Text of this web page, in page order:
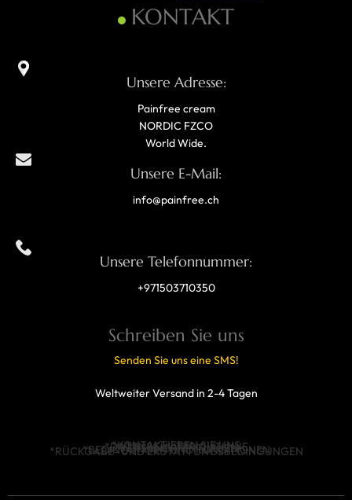
KONTAKT
Unsere Adresse:
Painfree cream
NORDIC FZCO
World Wide.
Unsere E-Mail:
info@painfree.ch
Unsere Telefonnummer:
+971503710350
Schreiben Sie uns
Senden Sie uns eine SMS!
Weltweiter Versand in 2-4 Tagen
*KONTAKTIEREN SIE UNS
*DATENSCHUTZRICHTLINIE
*VERSANDRICHTLINIEN
*BEDINGUNGEN UND KONDITIONEN
*RÜCKGABE- UND ERSTATTUNGSBEDINGUNGEN